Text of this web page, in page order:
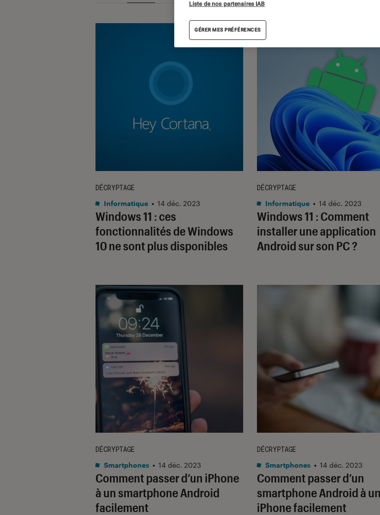
Windows 11 : ces
fonctionnalités de Windows
10 ne sont plus disponibles
DÉCRYPTAGE
Informatique • 14 déc. 2023
Windows 11 : Comment
installer une application
Android sur son PC ?
DÉCRYPTAGE
Informatique • 14 déc. 2023
Comment passer d’un iPhone
à un smartphone Android
facilement
DÉCRYPTAGE
Smartphones • 14 déc. 2023
Comment passer d’un
smartphone Android à un
iPhone facilement
DÉCRYPTAGE
Smartphones • 14 déc. 2023
Liste de nos partenaires IAB
GÉRER MES PRÉFÉRENCES